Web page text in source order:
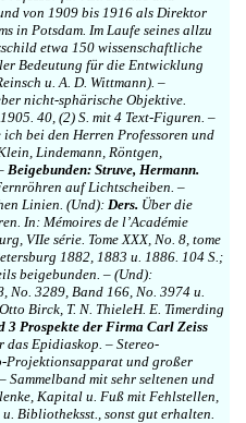
von 1909 bis 1916 als Direktor
in Potsdam. Im Laufe seines allzu
etwa 150 wissenschaftliche
Bedeutung für die Entwicklung
u. A. D. Wittmann). –
nicht-sphärische Objektive.
40, (2) S. mit 4 Text-Figuren. –
bei den Herren Professoren und
Lindemann, Röntgen,
Beigebunden: Struve, Hermann.
auf Lichtscheiben. –
Linien. (Und): Ders. Über die
In: Mémoires de l’Académie
VIIe série. Tome XXX, No. 8, tome
1882, 1883 u. 1886. 104 S.;
beigebunden. – (Und):
No. 3289, Band 166, No. 3974 u.
Birck, T. N. ThieleH. E. Timerding
3 Prospekte der Firma Carl Zeiss
Epidiaskop. – Stereo-
Projektionsapparat und großer
mit sehr seltenen und
Kapital u. Fuß mit Fehlstellen,
Bibliotheksst., sonst gut erhalten.